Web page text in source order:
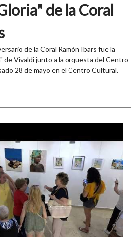
de la Coral
de la Coral Ramón Ibars fue la
de Vivaldi junto a la orquesta del Centro
28 de mayo en el Centro Cultural.